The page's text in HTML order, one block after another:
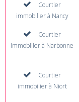
Courtier
immobilier à Nancy
Courtier
immobilier à Narbonne
Courtier
immobilier à Niort